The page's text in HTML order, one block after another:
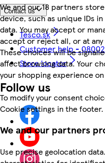
We and our 18 partners
device, such as unique IDs
data. You may accept or
accept or reject all, or at
These choices will be
affect browsing data. Your
your shopping experience
To modify your consent
Cookie settings in the footer.
We and our partners
Use precise geolocation
Contact us
Tesco.sk
Customer help -
Store locator
Follow us